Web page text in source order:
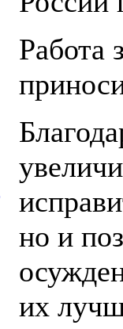
Работа
но и
их